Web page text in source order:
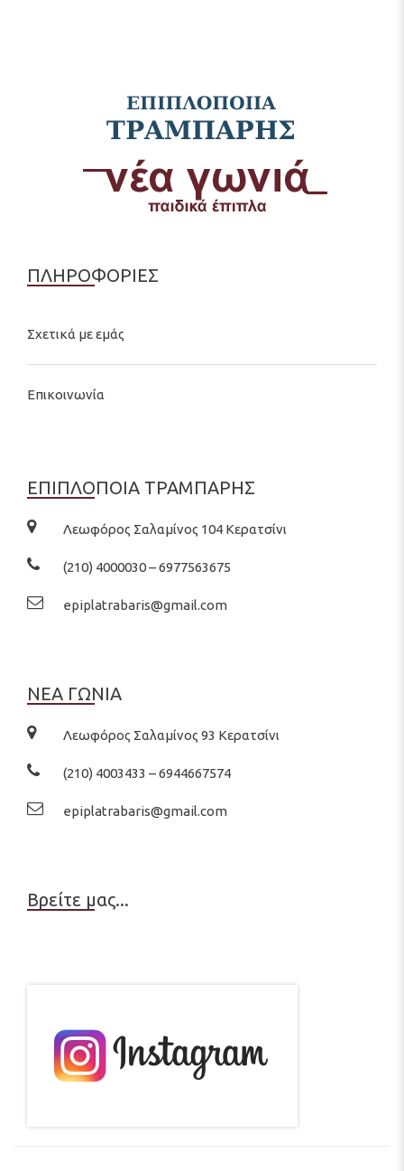
ΠΛΗΡΟΦΟΡΙΕΣ
Σχετικά με εμάς
Επικοινωνία
ΕΠΙΠΛΟΠΟΙΑ ΤΡΑΜΠΑΡΗΣ
Λεωφόρος Σαλαμίνος 104 Κερατσίνι
(210) 4000030 – 6977563675
epiplatrabaris@gmail.com
ΝΕΑ ΓΩΝΙΑ
Λεωφόρος Σαλαμίνος 93 Κερατσίνι
(210) 4003433 – 6944667574
epiplatrabaris@gmail.com
Βρείτε μας...